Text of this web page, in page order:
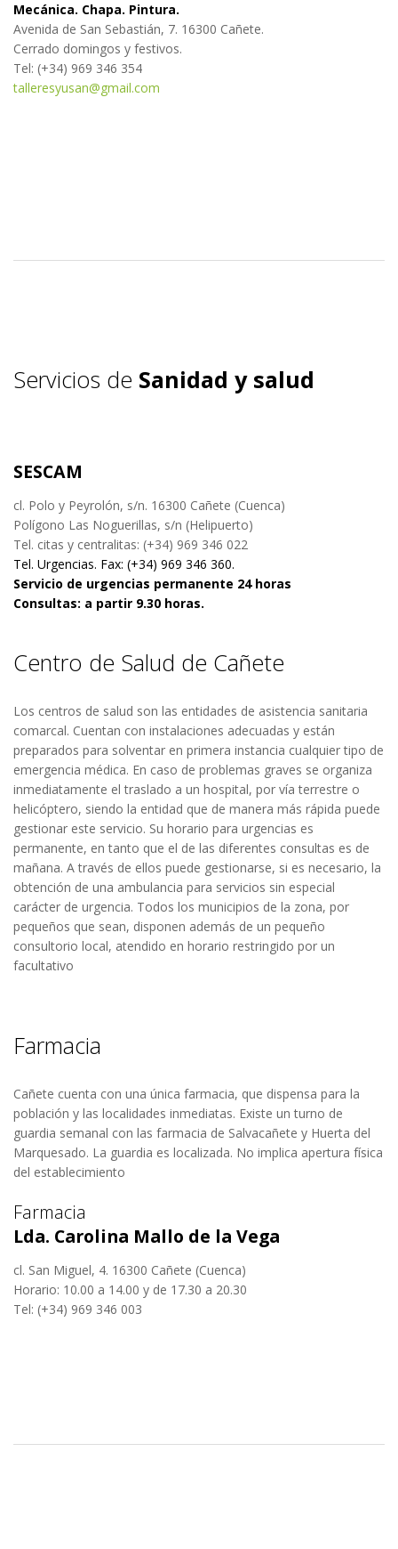
Mecánica. Chapa. Pintura.
Avenida de San Sebastián, 7. 16300 Cañete.
Cerrado domingos y festivos.
Tel: (+34) 969 346 354
talleresyusan@gmail.com
Servicios de Sanidad y salud
SESCAM
cl. Polo y Peyrolón, s/n. 16300 Cañete (Cuenca)
Polígono Las Noguerillas, s/n (Helipuerto)
Tel. citas y centralitas: (+34) 969 346 022
Tel. Urgencias. Fax: (+34) 969 346 360.
Servicio de urgencias permanente 24 horas
Consultas: a partir 9.30 horas.
Centro de Salud de Cañete
Los centros de salud son las entidades de asistencia sanitaria
comarcal. Cuentan con instalaciones adecuadas y están
preparados para solventar en primera instancia cualquier tipo de
emergencia médica. En caso de problemas graves se organiza
inmediatamente el traslado a un hospital, por vía terrestre o
helicóptero, siendo la entidad que de manera más rápida puede
gestionar este servicio. Su horario para urgencias es
permanente, en tanto que el de las diferentes consultas es de
mañana. A través de ellos puede gestionarse, si es necesario, la
obtención de una ambulancia para servicios sin especial
carácter de urgencia. Todos los municipios de la zona, por
pequeños que sean, disponen además de un pequeño
consultorio local, atendido en horario restringido por un
facultativo
Farmacia
Cañete cuenta con una única farmacia, que dispensa para la
población y las localidades inmediatas. Existe un turno de
guardia semanal con las farmacia de Salvacañete y Huerta del
Marquesado. La guardia es localizada. No implica apertura física
del establecimiento
Farmacia
Lda. Carolina Mallo de la Vega
cl. San Miguel, 4. 16300 Cañete (Cuenca)
Horario: 10.00 a 14.00 y de 17.30 a 20.30
Tel: (+34) 969 346 003